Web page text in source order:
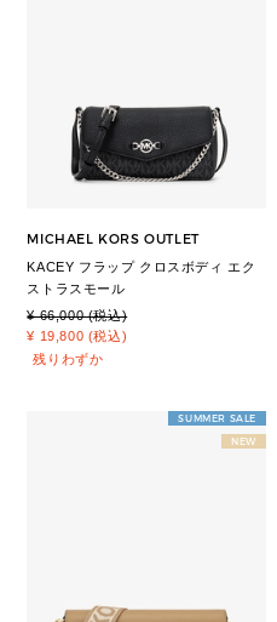
MICHAEL KORS OUTLET
KACEY フラップ クロスボディ エク
ストラスモール
¥ 66,000 (税込)
¥ 19,800 (税込)
残りわずか
SUMMER SALE
NEW